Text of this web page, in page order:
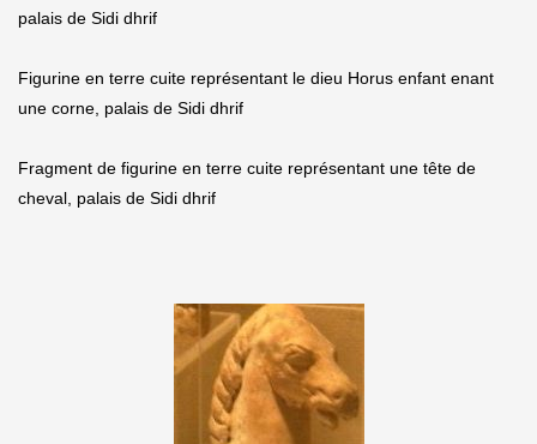
palais de Sidi dhrif
Figurine en terre cuite représentant le dieu Horus enfant enant
une corne, palais de Sidi dhrif
Fragment de figurine en terre cuite représentant une tête de
cheval, palais de Sidi dhrif